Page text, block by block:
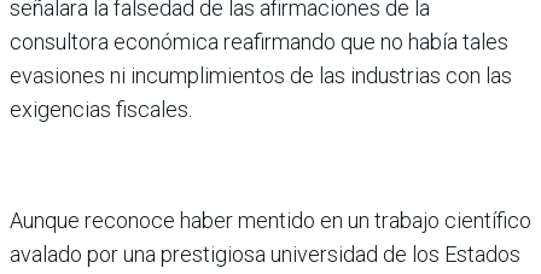
señalara la falsedad de las afirma­ciones de la
consultora económica rea­firmando que no había tales
evasiones ni incumplimientos de las industrias con las
exigencias fiscales.
Aunque reconoce haber mentido en un tra­bajo científico
avalado por una prestigiosa universidad de los Estados